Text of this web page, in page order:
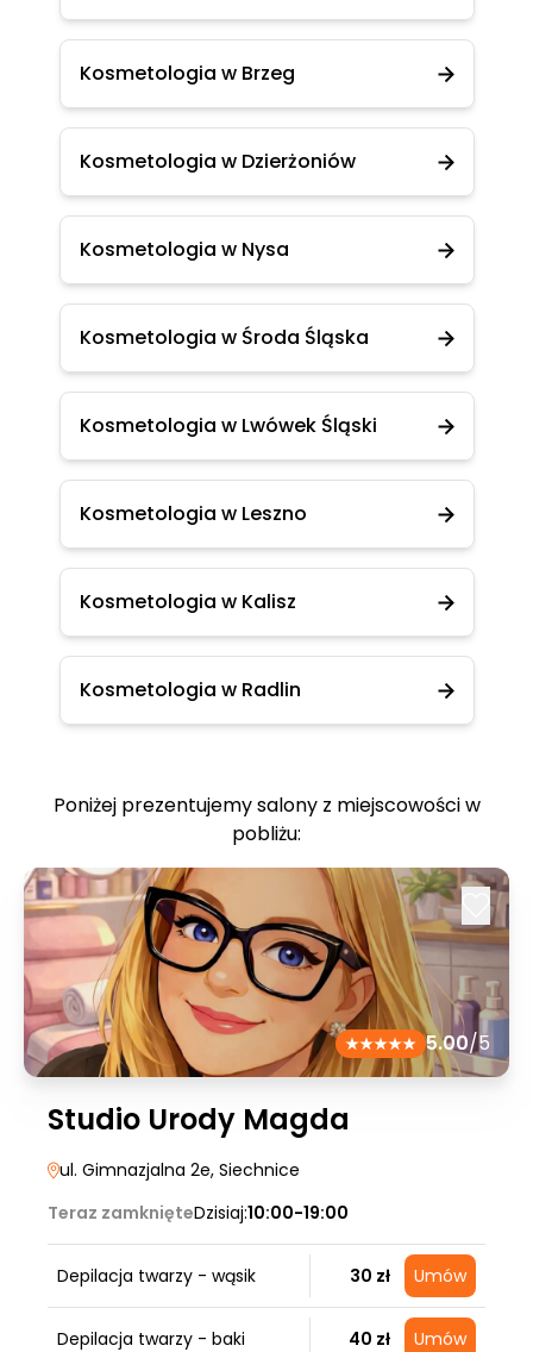
Kosmetologia w Brzeg
Kosmetologia w Dzierżoniów
Kosmetologia w Nysa
Kosmetologia w Środa Śląska
Kosmetologia w Lwówek Śląski
Kosmetologia w Leszno
Kosmetologia w Kalisz
Kosmetologia w Radlin
Poniżej prezentujemy salony z miejscowości w
pobliżu:
5.00/5
Studio Urody Magda
ul. Gimnazjalna 2e, Siechnice
Teraz zamknięteDzisiaj:10:00-19:00
Depilacja twarzy - wąsik 30 zł Umów
Depilacja twarzy - baki 40 zł Umów